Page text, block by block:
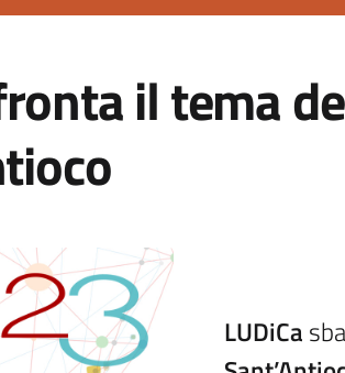
il tema
LUDiCa